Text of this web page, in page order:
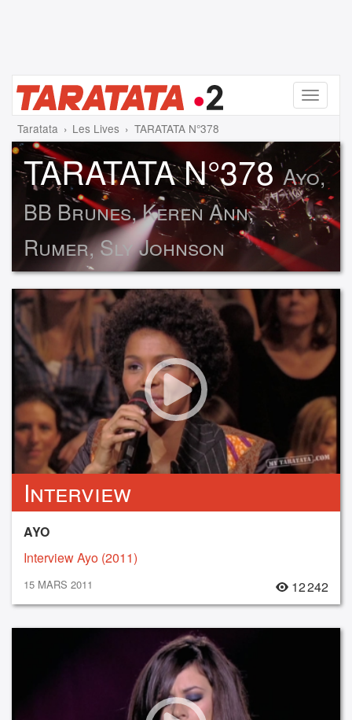
Menu
Taratata Les Lives TARATATA N°378
TARATATA N°378Ayo,
BB Brunes, Keren Ann,
Rumer, Sly Johnson
Interview
AYO
Interview Ayo (2011)
15 MARS 2011 12 242